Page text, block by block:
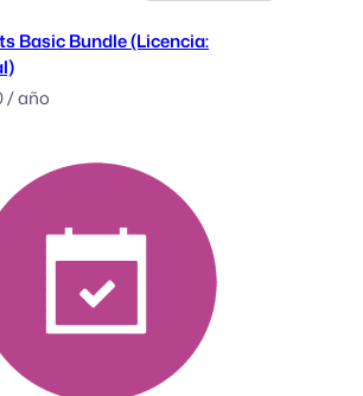
Basic Bundle (Licencia:
/ año